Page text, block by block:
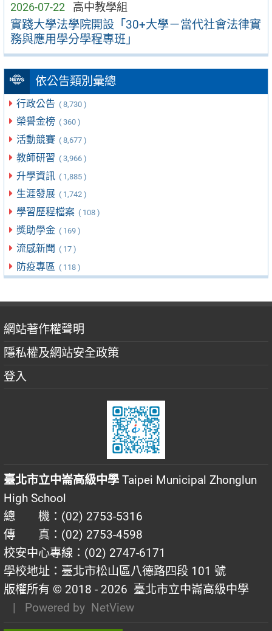
2026-07-22 高中教學組
實踐大學法學院開設「30+大學－當代社會法律實
務與應用學分學程專班」
依公告類別彙總
行政公告 ( 8,730 )
榮譽金榜 ( 360 )
活動競賽 ( 8,677 )
教師研習 ( 3,966 )
升學資訊 ( 1,885 )
生涯發展 ( 1,742 )
學習歷程檔案 ( 108 )
獎助學金 ( 169 )
流感新聞 ( 17 )
防疫專區 ( 118 )
網站著作權聲明
隱私權及網站安全政策
登入
臺北市立中崙高級中學 Taipei Municipal Zhonglun
High School
總 機：(02) 2753-5316
傳 真：(02) 2753-4598
校安中心專線：(02) 2747-6171
學校地址：臺北市松山區八德路四段 101 號
版權所有 © 2018 - 2026 臺北市立中崙高級中學
| Powered by NetView